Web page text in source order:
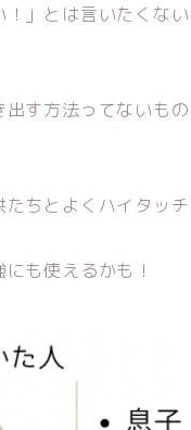
」とは言いたくな
す方法ってないも
ちとよくハイタッチ
も使えるかも！